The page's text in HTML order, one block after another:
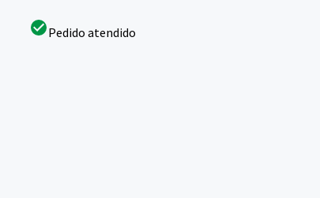
Pedido atendido